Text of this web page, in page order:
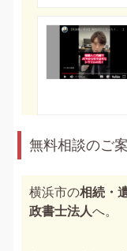
無料相談のご
横浜市の相続・
政書士法人へ。